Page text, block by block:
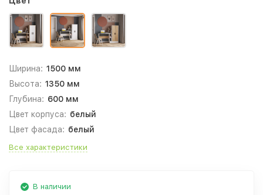
Ширина: 1500 мм
Высота: 1350 мм
Глубина: 600 мм
Цвет корпуса: белый
Цвет фасада: белый
Все характеристики
В наличии